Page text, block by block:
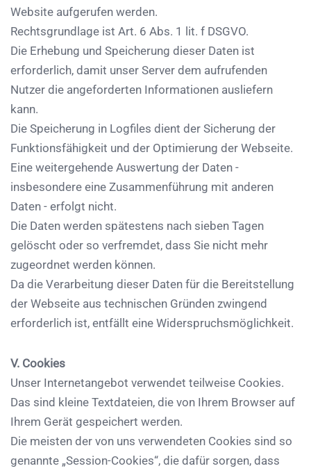
Website aufgerufen werden.
Rechtsgrundlage ist Art. 6 Abs. 1 lit. f DSGVO.
Die Erhebung und Speicherung dieser Daten ist
erforderlich, damit unser Server dem aufrufenden
Nutzer die angeforderten Informationen ausliefern
kann.
Die Speicherung in Logfiles dient der Sicherung der
Funktionsfähigkeit und der Optimierung der Webseite.
Eine weitergehende Auswertung der Daten -
insbesondere eine Zusammenführung mit anderen
Daten - erfolgt nicht.
Die Daten werden spätestens nach sieben Tagen
gelöscht oder so verfremdet, dass Sie nicht mehr
zugeordnet werden können.
Da die Verarbeitung dieser Daten für die Bereitstellung
der Webseite aus technischen Gründen zwingend
erforderlich ist, entfällt eine Widerspruchsmöglichkeit.
V. Cookies
Unser Internetangebot verwendet teilweise Cookies.
Das sind kleine Textdateien, die von Ihrem Browser auf
Ihrem Gerät gespeichert werden.
Die meisten der von uns verwendeten Cookies sind so
genannte „Session-Cookies“, die dafür sorgen, dass